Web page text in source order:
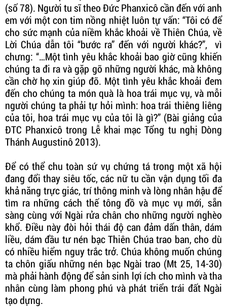
(số 78). Người tu sĩ theo Đức Phanxicô cần đến với anh
em với một con tim nồng nhiệt luôn tự vấn: “Tôi có để
cho sức mạnh của niềm khắc khoải về Thiên Chúa, về
Lời Chúa dẫn tôi “bước ra” đến với người khác?”, vì
chưng: “…Một tình yêu khắc khoải bao giờ cũng khiến
chúng ta đi ra và gặp gỡ những người khác, mà không
cần chờ họ xin giúp đỡ. Một tình yêu khắc khoải đem
đến cho chúng ta món quà là hoa trái mục vụ, và mỗi
người chúng ta phải tự hỏi mình: hoa trái thiêng liêng
của tôi, hoa trái mục vụ của tôi là gì?” (Bài giảng của
ĐTC Phanxicô trong Lễ khai mạc Tổng tu nghị Dòng
Thánh Augustinô 2013).
Để có thể chu toàn sứ vụ chứng tá trong một xã hội
đang đổi thay siêu tốc, các nữ tu cần vận dụng tối đa
khả năng trực giác, trí thông minh và lòng nhân hậu để
tìm ra những cách thế tông đồ và mục vụ mới, sẵn
sàng cùng với Ngài rửa chân cho những người nghèo
khổ. Điều này đòi hỏi thái độ can đảm dấn thân, dám
liều, dám đầu tư nén bạc Thiên Chúa trao ban, cho dù
có nhiều hiểm nguy trắc trở. Chúa không muốn chúng
ta chôn giấu những nén bạc Ngài trao (Mt 25, 14-30)
mà phải hành động để sản sinh lợi ích cho mình và tha
nhân cùng làm phong phú và phát triển trái đất Ngài
tạo dựng.